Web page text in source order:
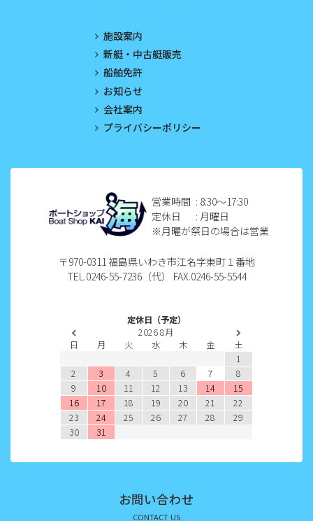
2022年11月
2022年9月
2022年7月
2022年5月
2022年4月
2022年3月
2022年2月
施設案内
新艇・中古艇販売
船舶免許
お知らせ
会社案内
プライバシーポリシー
営業時間 : 8:30〜17:30
定休日
: 月曜日
※月曜が祭日の場合は営業
〒970-0311 福島県いわき市江名字東町１番地
TEL.0246-55-7236（代） FAX.0246-55-5544
定休日（予定）
20268月
日
月 火 水 木 金
土
1
2
3 4 5 6 7
8
9
10 11 12 13 14
15
16
17 18 19 20 21
22
23
24 25 26 27 28
29
30
31
お問い合わせ
CONTACT US